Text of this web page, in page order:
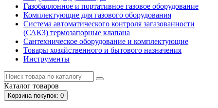
Газобаллонное и портативное газовое оборудование
Комплектующие для газового оборудования
Система автоматического контроля загазованности
(САКЗ) термозапорные клапана
Сантехническое оборудование и комплектующие
Товары хозяйственного и бытового назначения
Инструменты
Каталог товаров
Корзинапокупок: 0